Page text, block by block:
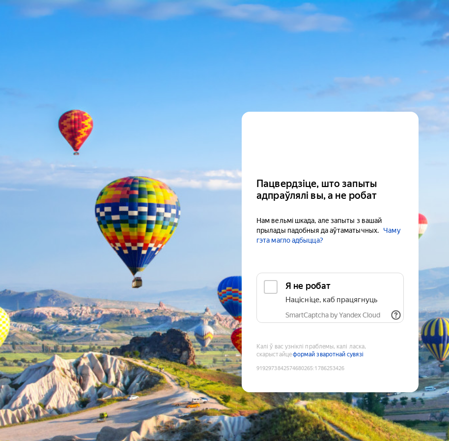
Пацвердзіце, што запыты
адпраўлялі вы, а не робат
Нам вельмі шкада, але запыты з вашай
прылады падобныя да аўтаматычных.
Чаму
гэта магло адбыцца?
Я не робат
Націсніце, каб працягнуць
SmartCaptcha by Yandex Cloud
Калі ў вас узніклі праблемы, калі ласка,
скарыстайцеформай зваротнай сувязі
9192973842574680265:1786253426